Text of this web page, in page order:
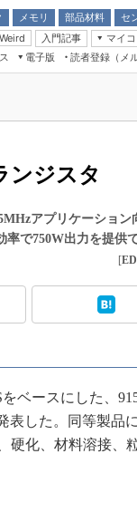
メモリ
部品材料
セ
入門記事
マイ
機器
CEATEC
組込み/エッ
人とくるま展
電子版
読者登録（メ
ンジスタ
アプリケーション
で750W出力を提供で
[
ベースにした、
表した。同等製品
硬化、材料溶接、